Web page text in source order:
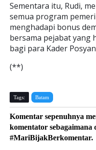
Sementara itu, Rudi,
semua program
menghadapi bonus
bersama pejabat yang
bagi para Kader
(**)
Tags: Batam
Komentar sepenuhnya
komentator
#MariBijakBerkomentar.